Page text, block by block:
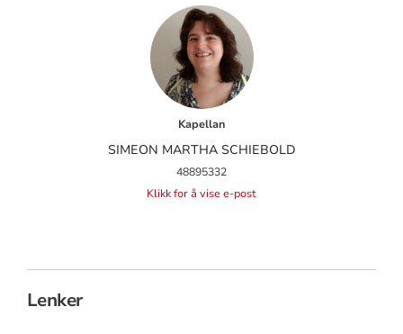
Kapellan
SIMEON MARTHA SCHIEBOLD
48895332
Klikk for å vise e-post
Lenker